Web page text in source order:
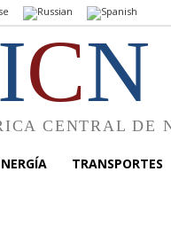
ICN
CENTRAL DE
TRANSPORTES